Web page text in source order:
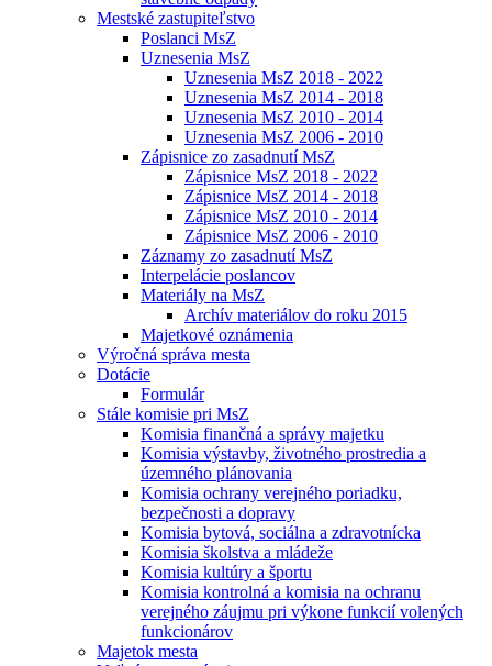
Mestské zastupiteľstvo
Poslanci MsZ
Uznesenia MsZ
Uznesenia MsZ 2018 - 2022
Uznesenia MsZ 2014 - 2018
Uznesenia MsZ 2010 - 2014
Uznesenia MsZ 2006 - 2010
Zápisnice zo zasadnutí MsZ
Zápisnice MsZ 2018 - 2022
Zápisnice MsZ 2014 - 2018
Zápisnice MsZ 2010 - 2014
Zápisnice MsZ 2006 - 2010
Záznamy zo zasadnutí MsZ
Interpelácie poslancov
Materiály na MsZ
Archív materiálov do roku 2015
Majetkové oznámenia
Výročná správa mesta
Dotácie
Formulár
Stále komisie pri MsZ
Komisia finančná a správy majetku
Komisia výstavby, životného prostredia a
územného plánovania
Komisia ochrany verejného poriadku,
bezpečnosti a dopravy
Komisia bytová, sociálna a zdravotnícka
Komisia školstva a mládeže
Komisia kultúry a športu
Komisia kontrolná a komisia na ochranu
verejného záujmu pri výkone funkcií volených
funkcionárov
Majetok mesta